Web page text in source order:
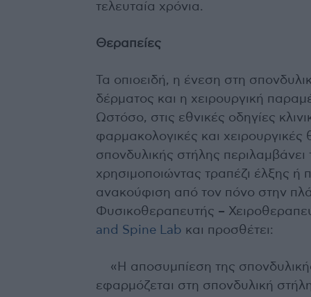
τελευταία χρόνια.
Θεραπείες
Τα οπιοειδή, η ένεση στη
δέρματος και η χειρουργική
Ωστόσο, στις εθνικές οδηγίες
φαρμακολογικές και
σπονδυλικής στήλης
χρησιμοποιώντας τραπέζι έλξης ή
ανακούφιση από τον πόνο στην
Φυσικοθεραπευτής –
and Spine Lab και προσθέτει:
«Η αποσυμπίεση της
εφαρμόζεται στη σπονδυλική